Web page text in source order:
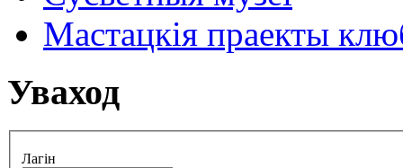
Мастацкія праекты
Уваход
Лагін